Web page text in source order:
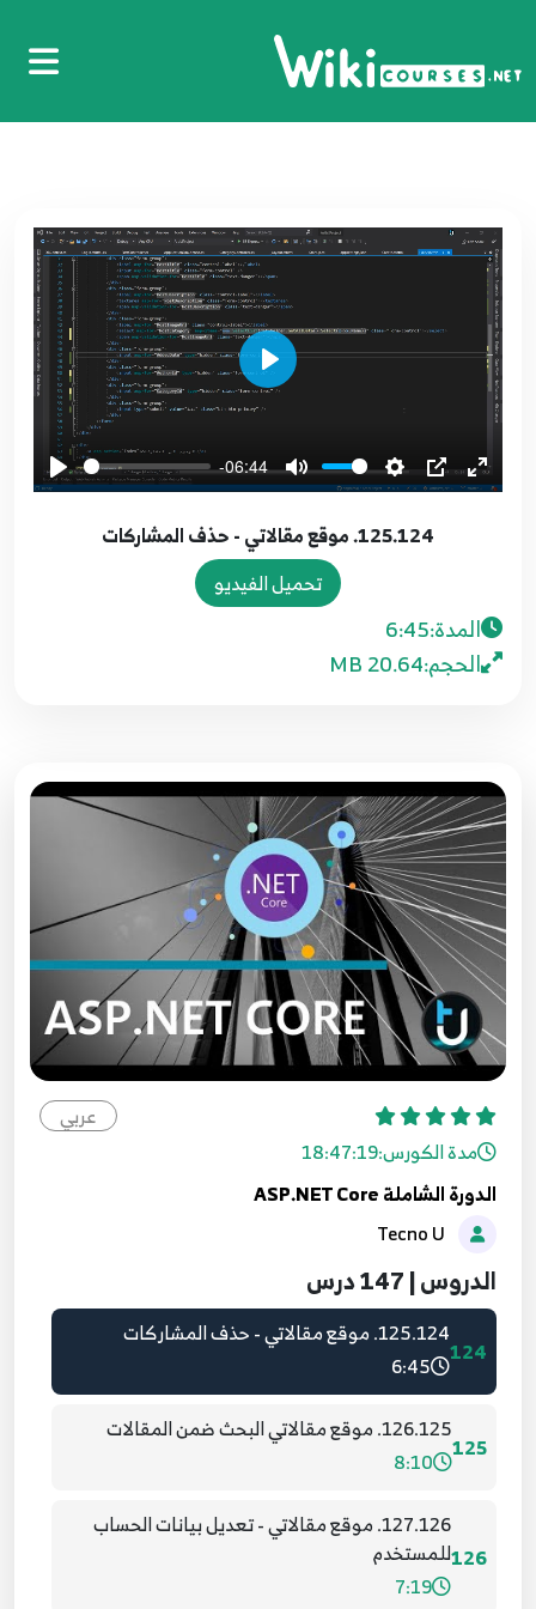
-06:44
Play
125.124. موقع مقالاتي - حذف المشاركات
تحميل الفيديو
المدة:6:45
الحجم:20.64 MB
عربي
مدة الكورس:18:47:19
الدورة الشاملة ASP.NET Core
الدروس | 147 درس
12:24
116.115. موقع مقالاتي - انشاء العمليات على
6:54
118.117. موقع مقالاتي - جلب البيانات اعتمادا على
8:18
118
Create View
9:51
13:11
120
Down List
7:11
121
122.121. موقع مقالاتي مشكلة الدمج بين نمط
MVC و Razor pages
4:13
122
123.122. موقع مقالاتي - اختبار عملية اضافة
مشاركة
6:23
124.123. موقع مقالاتي - تعديل المنشورات
13:00
124
125.124. موقع مقالاتي - حذف المشاركات
6:45
125
126.125. موقع مقالاتي البحث ضمن المقالات
8:10
126
127.126. موقع مقالاتي - تعديل بيانات الحساب
للمستخدم
7:19